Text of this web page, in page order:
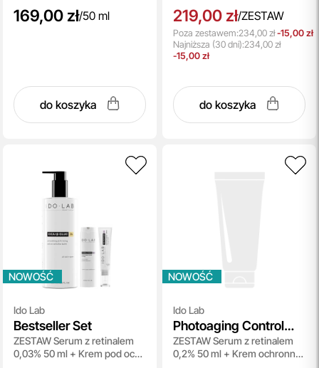
169,00 zł/50 ml
do koszyka
219,00 zł/ZESTAW
Poza zestawem:234,00 zł-15,00 zł
Najniższa (30 dni):234,00 zł
-15,00 zł
do koszyka
NOWOŚĆ
Ido Lab
Bestseller Set
ZESTAW Serum z retinalem
0,03% 50 ml + Krem pod oczy
NOWOŚĆ
Ido Lab
Photoaging Control
Set
ZESTAW Serum z retinalem
0,2% 50 ml + Krem ochronno-